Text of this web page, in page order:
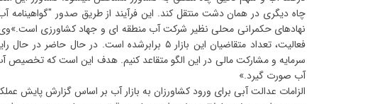
چاه دیگری در همان دشت منتقل کند. این فرآیند از طریق صدور
نهادهای حکمرانی محلی نظیر شرکت آب منطقه ای و جهاد کشاورزی
فعالیت، تعداد متقاضیان این بازار ۵ برابرشده
سرمایه و مشارکت مالی در این الگو متقاعد کنیم. هدف این است که تخصیص
آب صورت گیرد.»
الزامات عدالت آبی برای ورود کشاورزان به بازار آب بر اساس گزارش پایش